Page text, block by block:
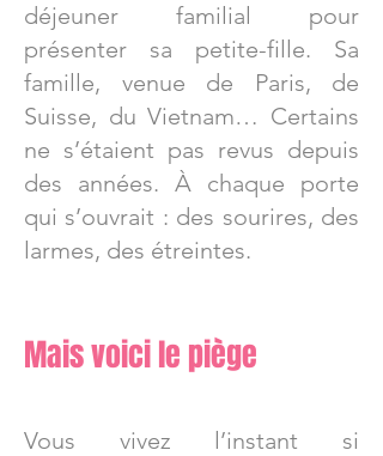
déjeuner familial pour
présenter sa petite-fille. Sa
famille, venue de Paris, de
Suisse, du Vietnam… Certains
ne s’étaient pas revus depuis
des années. À chaque porte
qui s’ouvrait : des sourires, des
larmes, des étreintes.
Mais voici le piège
Vous vivez l’instant si